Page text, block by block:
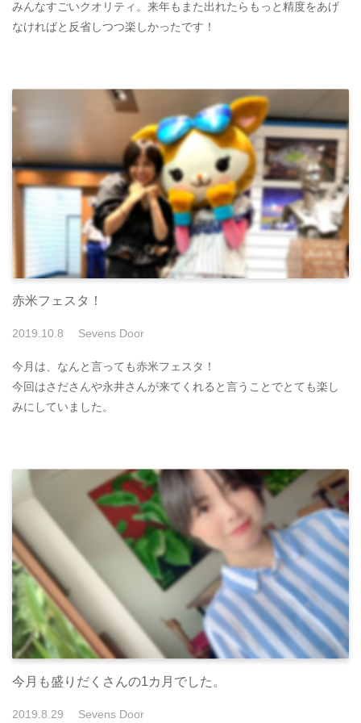
みんなすごいクオリティ。来年もまた出れたらもっと精度をあげ
なければと反省しつつ楽しかったです！
赤米フェスタ！
2019.10.8 Sevens Door
今月は、なんと言っても赤米フェスタ！
今回はさださんや永井さんが来てくれると言うことでとても楽し
みにしていました。
今月も盛りだくさんの1カ月でした。
2019 8 29 Sevens Door